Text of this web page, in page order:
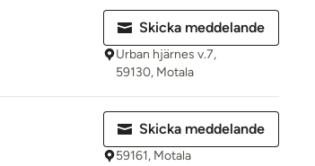
Skicka meddelande
Urban hjärnes v.7,
59130, Motala
Skicka meddelande
59161, Motala